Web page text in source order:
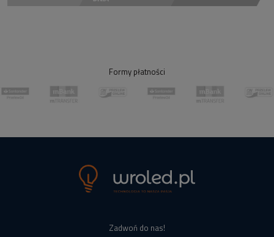
Formy płatności
Zadwoń do nas!